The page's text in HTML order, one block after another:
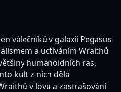
válečníků v galaxii Pegasus
a uctíváním Wraithů
humanoidních ras,
kult z nich dělá
v lovu a zastrašování